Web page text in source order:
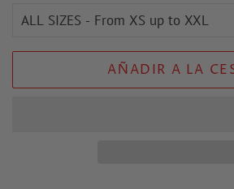
AÑADIR A LA